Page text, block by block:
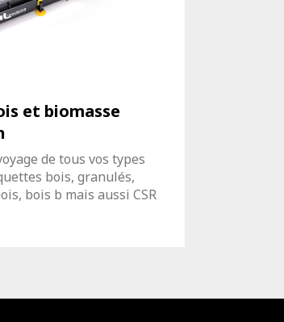
et biomasse
de tous vos types
bois, granulés,
bois b mais aussi CSR